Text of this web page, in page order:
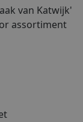
van Katwijk'
assortiment